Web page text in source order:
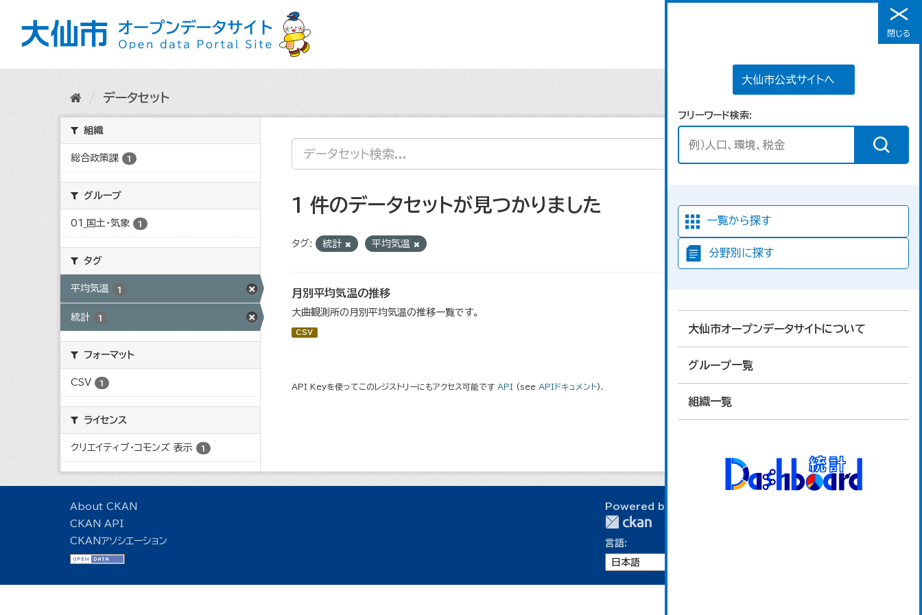
メニュー
大仙市公式サイトへ
フリーワード検索
一覧から探す
分野別に探す
大仙市オープンデータサイトについて
グループ一覧
組織一覧
閉じる
データセット
組織
総合政策課 1
グループ
01_国土・気象 1
タグ
平均気温 1
統計 1
フォーマット
CSV 1
ライセンス
クリエイティブ・コモンズ 表示 1
1 件のデータセットが見つかりました
タグ: 統計 平均気温
月別平均気温の推移
大曲観測所の月別平均気温の推移一覧です。
CSV
API Keyを使ってこのレジストリーにもアクセス可能です API (see APIドキュメント).
About CKAN
CKAN API
CKANアソシエーション
Powered by
言語